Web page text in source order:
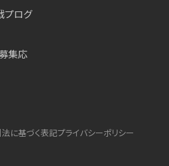
プログ
集応
に基づく表記プライバシーポリシー